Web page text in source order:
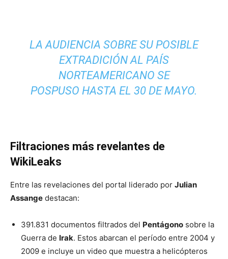
LA AUDIENCIA SOBRE SU POSIBLE
EXTRADICIÓN AL PAÍS
NORTEAMERICANO SE
POSPUSO HASTA EL 30 DE MAYO.
Filtraciones más revelantes de
WikiLeaks
Entre las revelaciones del portal liderado por Julian
Assange destacan:
391.831 documentos filtrados del Pentágono sobre la
Guerra de Irak. Estos abarcan el período entre 2004 y
2009 e incluye un video que muestra a helicópteros